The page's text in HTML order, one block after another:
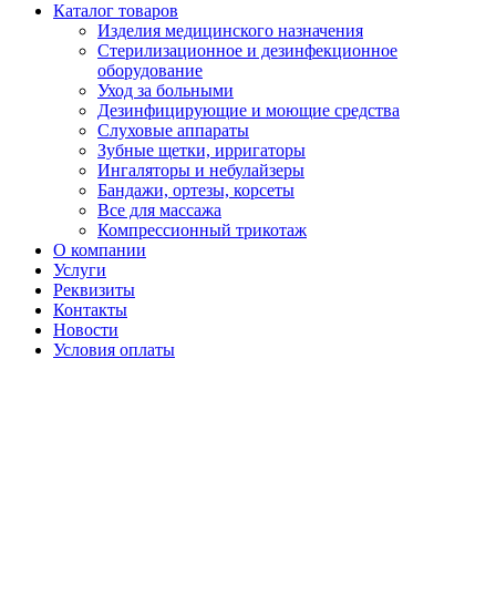
Каталог товаров
Изделия медицинского назначения
Стерилизационное и дезинфекционное
оборудование
Уход за больными
Дезинфицирующие и моющие средства
Слуховые аппараты
Зубные щетки, ирригаторы
Ингаляторы и небулайзеры
Бандажи, ортезы, корсеты
Все для массажа
Компрессионный трикотаж
О компании
Услуги
Реквизиты
Контакты
Новости
Условия оплаты